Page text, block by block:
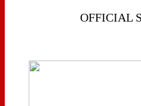
OFFICIAL